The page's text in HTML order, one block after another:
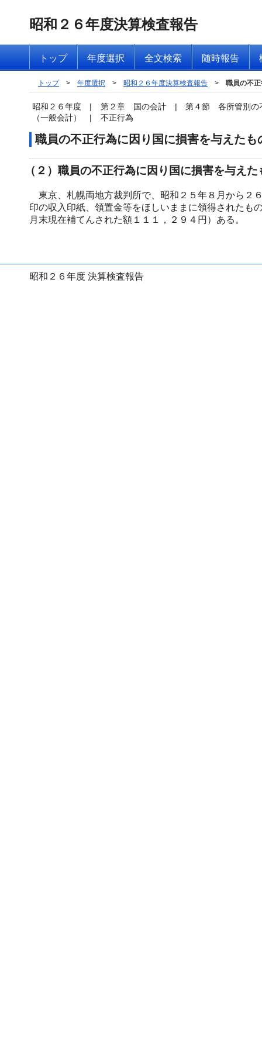
昭和２６年度決算検査報告
トップ 年度選択 全文検索 随時報告
トップ > 年度選択 > 昭和２６年度決算検査報告 > 職員の不
昭和２６年度 | 第２章 国の会計 |
第４節 各所管別の
（一般会計）
| 不正行為
職員の不正行為に因り国に損害を与えたも
（２）職員の不正行為に因り国に損害を与えた
東京、札幌両地方裁判所で、昭和２５年８月から２
印の収入印紙、領置金等をほしいままに領得されたも
月末現在補てんされた額１１１，２９４円）ある。
昭和２６年度 決算検査報告